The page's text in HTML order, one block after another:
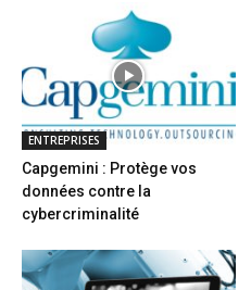
ENTREPRISES
Capgemini : Protège vos
données contre la
cybercriminalité